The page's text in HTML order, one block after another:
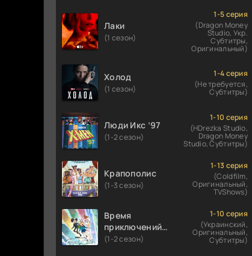
Лаки
(1 сезон)
1-5 серия
(Dragon Money
Studio, Укр.
Субтитры,
Оригинальный)
Холод
(1 сезон)
1-4 серия
(Не требуется,
Субтитры)
Люди Икс ’97
(1-2 сезон)
1-10 серия
(HDrezka Studio,
Dragon Money
Studio, Субтитры)
Крапополис
(1-3 сезон)
1-13 серия
(Coldfilm,
Оригинальный,
TVShows)
Время
приключений:
Фионна и Кейк
(1-2 сезон)
1-10 серия
(Украинский,
Оригинальный,
Субтитры)